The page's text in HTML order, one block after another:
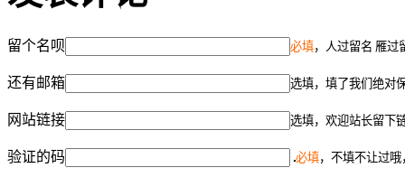
留个名呗 必填，人过留名 雁过
还有邮箱 选填，填了我们绝对
网站链接 选填，欢迎站长留下
验证的码 必填，不填不让过